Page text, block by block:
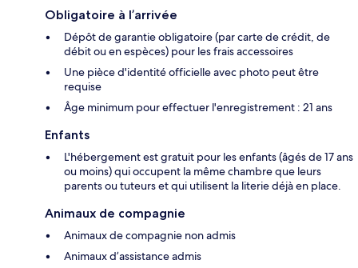
Obligatoire à l’arrivée
Dépôt de garantie obligatoire (par carte de crédit, de
débit ou en espèces) pour les frais accessoires
Une pièce d'identité officielle avec photo peut être
requise
Âge minimum pour effectuer l'enregistrement : 21 ans
Enfants
L'hébergement est gratuit pour les enfants (âgés de 17 ans
ou moins) qui occupent la même chambre que leurs
parents ou tuteurs et qui utilisent la literie déjà en place.
Animaux de compagnie
Animaux de compagnie non admis
Animaux d’assistance admis